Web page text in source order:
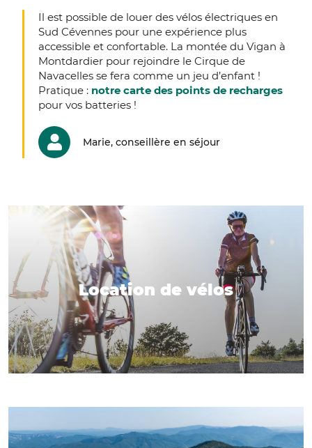
Il est possible de louer des vélos électriques en
Sud Cévennes pour une expérience plus
accessible et confortable. La montée du Vigan à
Montdardier pour rejoindre le Cirque de
Navacelles se fera comme un jeu d’enfant !
Pratique : notre carte des points de recharges
pour vos batteries !
Marie, conseillère en séjour
Location de vélos